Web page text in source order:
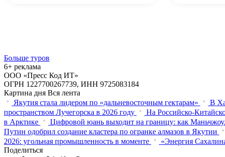
Больше туров
6+ реклама
ООО «Пресс Код ИТ»
ОГРН 1227700267739, ИНН 9725083184
Картина дня Вся лента
Якутия стала лидером по «дальневосточным гектарам»
В
пространством Лучегорска в 2026 году
На Российско-
в Арктике
Цифровой юань выходит на границу: как
Путин одобрил создание кластера по огранке алмазов в Якутии
2026: угольная промышленность в моменте
«Энергия
Поделиться